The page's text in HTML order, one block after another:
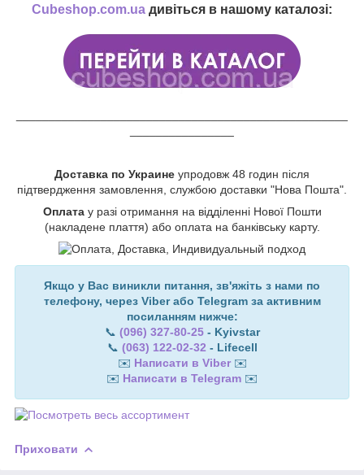
Cubeshop.com.ua дивіться в нашому каталозі:
Доставка по Украине упродовж 48 годин після
підтвердження замовлення, службою доставки "Нова Пошта".
Оплата у разі отримання на відділенні Нової Пошти
(накладене плаття) або оплата на банківську карту.
Якщо у Вас виникли питання, зв'яжіть з нами по
телефону, через Viber або Telegram за активним
посиланням нижче:
📞 (096) 327-80-25- Kyivstar
📞 (063) 122-02-32 - Lifecell
✉️ Написати в Viber ✉️
✉️ Написати в Telegram ✉️
Приховати